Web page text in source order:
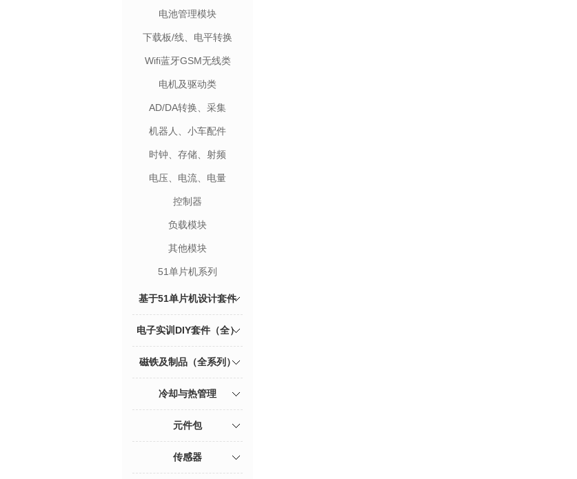
电池管理模块
下载板/线、电平转换
Wifi蓝牙GSM无线类
电机及驱动类
AD/DA转换、采集
机器人、小车配件
时钟、存储、射频
电压、电流、电量
控制器
负载模块
其他模块
51单片机系列
基于51单片机设计套件
电子实训DIY套件（全）
磁铁及制品（全系列）
冷却与热管理
元件包
传感器